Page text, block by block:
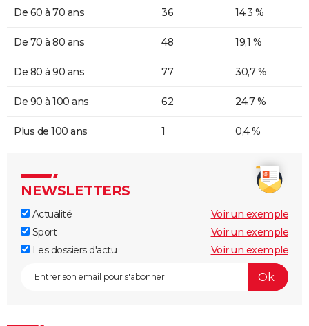
De 60 à 70 ans 36 14,3 %
De 70 à 80 ans 48 19,1 %
De 80 à 90 ans 77 30,7 %
De 90 à 100 ans 62 24,7 %
Plus de 100 ans 1 0,4 %
NEWSLETTERS
Actualité
Voir un exemple
Sport
Voir un exemple
Les dossiers d'actu
Voir un exemple